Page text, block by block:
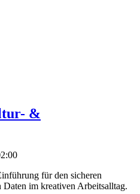
&
für den sicheren
Daten im kreativen Arbeitsalltag.